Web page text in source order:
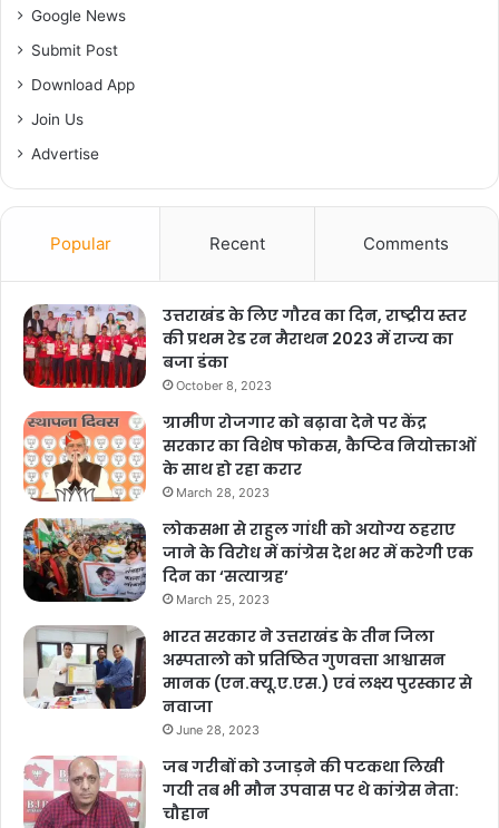
Google News
Submit Post
Download App
Join Us
Advertise
Popular Recent Comments
उत्तराखंड के लिए गौरव का दिन, राष्ट्रीय स्तर
की प्रथम रेड रन मैराथन 2023 में राज्य का
बजा डंका
October 8, 2023
ग्रामीण रोजगार को बढ़ावा देने पर केंद्र
सरकार का विशेष फोकस, कैप्टिव नियोक्ताओं
के साथ हो रहा करार
March 28, 2023
लोकसभा से राहुल गांधी को अयोग्य ठहराए
जाने के विरोध में कांग्रेस देश भर में करेगी एक
दिन का ‘सत्याग्रह’
March 25, 2023
भारत सरकार ने उत्तराखंड के तीन जिला
अस्पतालो को प्रतिष्ठित गुणवत्ता आश्वासन
मानक (एन.क्यू.ए.एस.) एवं लक्ष्य पुरस्कार से
नवाजा
June 28, 2023
जब गरीबों को उजाड़ने की पटकथा लिखी
गयी तब भी मौन उपवास पर थे कांग्रेस नेता:
चौहान